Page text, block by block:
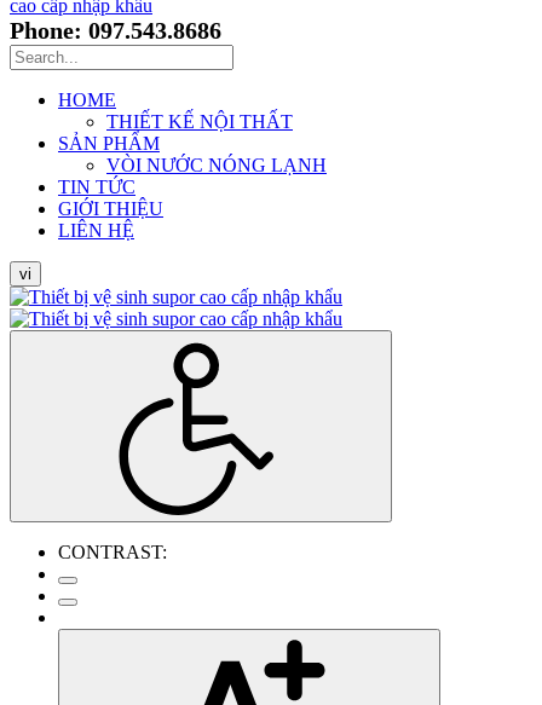
Phone: 097.543.8686
HOME
THIẾT KẾ NỘI THẤT
SẢN PHẨM
VÒI NƯỚC NÓNG LẠNH
TIN TỨC
GIỚI THIỆU
LIÊN HỆ
vi
CONTRAST: